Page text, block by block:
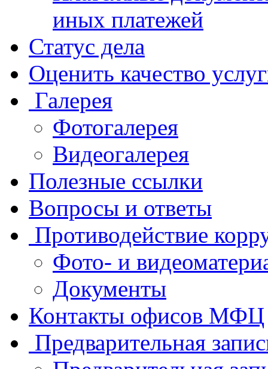
иных платежей
Статус дела
Оценить качество
Галерея
Фотогалерея
Видеогалерея
Полезные ссылки
Вопросы и ответы
Противодействие
Фото- и
Документы
Контакты офисов МФЦ
Предварительная